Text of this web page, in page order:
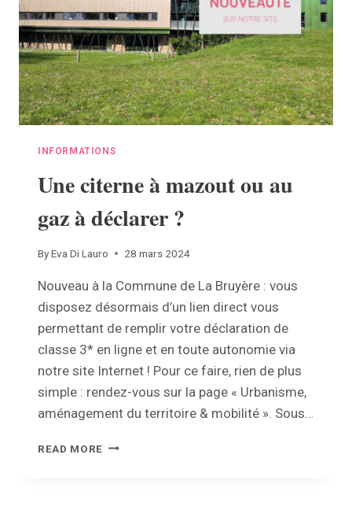
!
INFORMATIONS
Une citerne à mazout ou au
gaz à déclarer ?
ByEva Di Lauro 28 mars 2024
Nouveau à la Commune de La Bruyère : vous
disposez désormais d’un lien direct vous
permettant de remplir votre déclaration de
classe 3* en ligne et en toute autonomie via
notre site Internet ! Pour ce faire, rien de plus
simple : rendez-vous sur la page « Urbanisme,
aménagement du territoire & mobilité ». Sous…
READ MORE UNE